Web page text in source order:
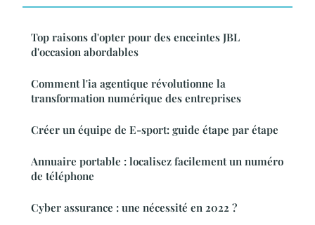
Top raisons d'opter pour des enceintes JBL
d'occasion abordables
Comment l'ia agentique révolutionne la
transformation numérique des entreprises
Créer un équipe de E-sport: guide étape par étape
Annuaire portable : localisez facilement un numéro
de téléphone
Cyber assurance : une nécessité en 2022 ?